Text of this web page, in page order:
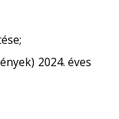
2024. éves